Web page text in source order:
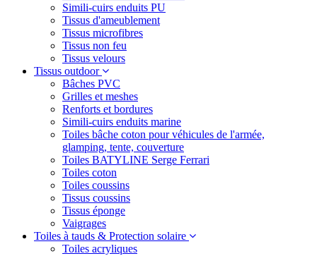
Simili-cuirs enduits PU
Tissus d'ameublement
Tissus microfibres
Tissus non feu
Tissus velours
Tissus outdoor
Bâches PVC
Grilles et meshes
Renforts et bordures
Simili-cuirs enduits marine
Toiles bâche coton pour véhicules de l'armée,
glamping, tente, couverture
Toiles BATYLINE Serge Ferrari
Toiles coton
Toiles coussins
Tissus coussins
Tissus éponge
Vaigrages
Toiles à tauds & Protection solaire
Toiles acryliques